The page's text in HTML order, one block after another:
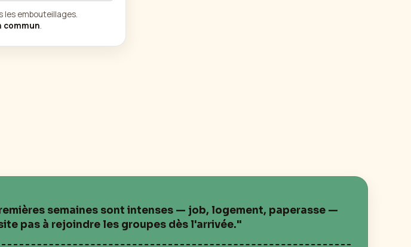
les embouteillages.
commun.
semaines sont intenses — job, logement, paperasse —
pas à rejoindre les groupes dès l'arrivée."